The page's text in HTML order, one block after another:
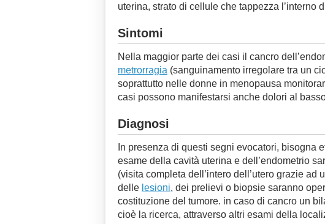
uterina, strato di cellule che tappezza l’interno
Sintomi
Nella maggior parte dei casi il cancro
metrorragia (sanguinamento irregolare tra un
soprattutto nelle donne in menopausa
casi possono manifestarsi anche dolori al
Diagnosi
In presenza di questi segni evocatori, bisogna
esame della cavità uterina e dell’endometrio
(visita completa dell’intero dell’utero grazie
delle lesioni, dei prelievi o biopsie saranno
costituzione del tumore. in caso di cancro un
cioè la ricerca, attraverso altri esami della